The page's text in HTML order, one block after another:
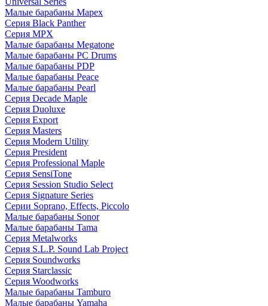
Малые барабаны Mapex
Серия Black Panther
Серия MPX
Малые барабаны Megatone
Малые барабаны PC Drums
Малые барабаны PDP
Малые барабаны Peace
Малые барабаны Pearl
Серия Decade Maple
Серия Duoluxe
Серия Export
Серия Masters
Серия Modern Utility
Серия President
Серия Professional Maple
Серия SensiTone
Серия Session Studio Select
Серия Signature Series
Серии Soprano, Effects, Piccolo
Малые барабаны Sonor
Малые барабаны Tama
Серия Metalworks
Серия S.L.P. Sound Lab Project
Серия Soundworks
Серия Starclassic
Серия Woodworks
Малые барабаны Tamburo
Малые барабаны Yamaha